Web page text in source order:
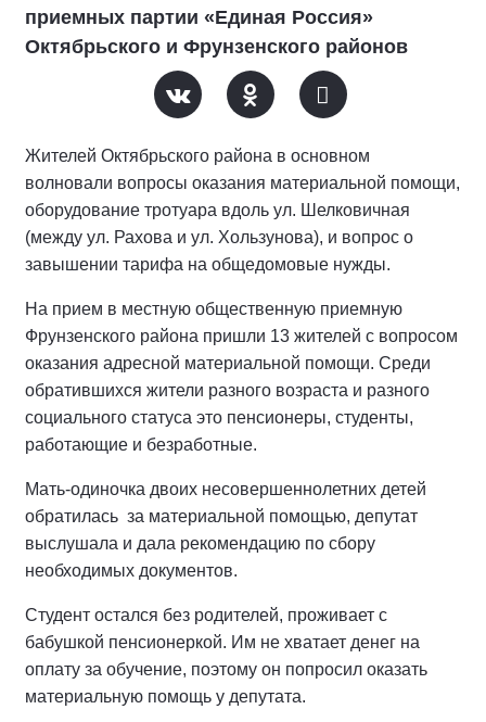
приемных партии «Единая Россия»
Октябрьского и Фрунзенского районов
Жителей Октябрьского района в основном
волновали вопросы оказания материальной помощи,
оборудование тротуара вдоль ул. Шелковичная
(между ул. Рахова и ул. Хользунова), и вопрос о
завышении тарифа на общедомовые нужды.
На прием в местную общественную приемную
Фрунзенского района пришли 13 жителей с вопросом
оказания адресной материальной помощи. Среди
обратившихся жители разного возраста и разного
социального статуса это пенсионеры, студенты,
работающие и безработные.
Мать-одиночка двоих несовершеннолетних детей
обратилась за материальной помощью, депутат
выслушала и дала рекомендацию по сбору
необходимых документов.
Студент остался без родителей, проживает с
бабушкой пенсионеркой. Им не хватает денег на
оплату за обучение, поэтому он попросил оказать
материальную помощь у депутата.